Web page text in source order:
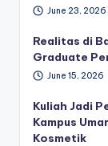
June 23, 2026
Realitas di
Graduate
June 15, 2026
Kuliah Jadi
Kampus
Kosmetik